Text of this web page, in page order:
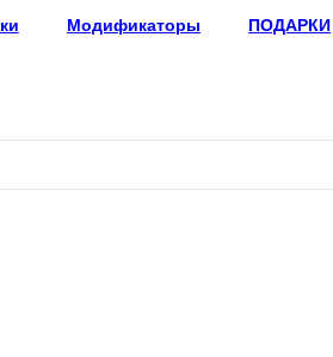
Модификаторы ПОДАРКИ